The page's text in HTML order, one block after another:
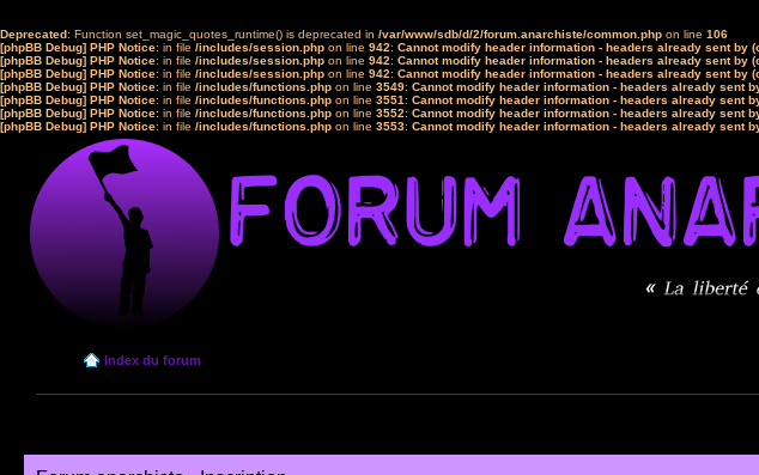
Deprecated: Function set_magic_quotes_runtime() is deprecated in /var/www/sdb/d/2/forum.anarchiste/common.php on line 106
[phpBB Debug] PHP Notice: in file /includes/session.php on line 942: Cannot modify header information - headers already sent by
[phpBB Debug] PHP Notice: in file /includes/session.php on line 942: Cannot modify header information - headers already sent by
[phpBB Debug] PHP Notice: in file /includes/session.php on line 942: Cannot modify header information - headers already sent by
[phpBB Debug] PHP Notice: in file /includes/functions.php on line 3549: Cannot modify header information - headers already sent
[phpBB Debug] PHP Notice: in file /includes/functions.php on line 3551: Cannot modify header information - headers already sent
[phpBB Debug] PHP Notice: in file /includes/functions.php on line 3552: Cannot modify header information - headers already sent
[phpBB Debug] PHP Notice: in file /includes/functions.php on line 3553: Cannot modify header information - headers already sent
Index du forum